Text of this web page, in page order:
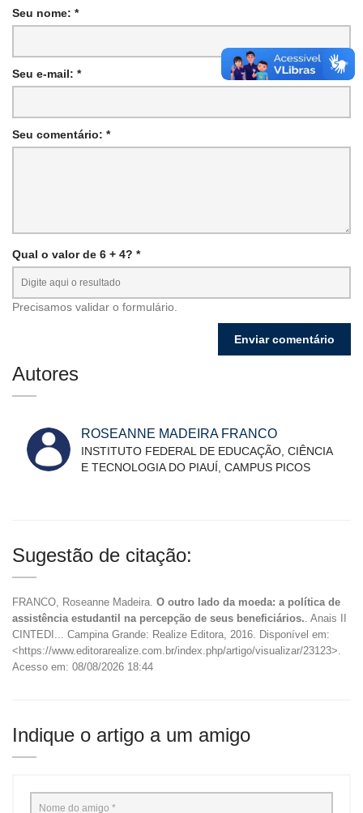
Seu nome: *
Seu e-mail: *
Seu comentário: *
Qual o valor de 6 + 4? *
Precisamos validar o formulário.
Autores
ROSEANNE MADEIRA FRANCO
INSTITUTO FEDERAL DE EDUCAÇÃO, CIÊNCIA
E TECNOLOGIA DO PIAUÍ, CAMPUS PICOS
Sugestão de citação:
FRANCO, Roseanne Madeira. O outro lado da moeda: a política de
assistência estudantil na percepção de seus beneficiários. . Anais II
CINTEDI... Campina Grande: Realize Editora, 2016. Disponível em:
<https://www.editorarealize.com.br/index.php/artigo/visualizar/23123>.
Acesso em: 08/08/2026 18:44
Indique o artigo a um amigo